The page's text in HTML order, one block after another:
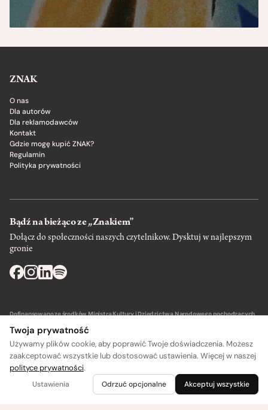
ZNAK
O nas
Dla autorów
Dla reklamodawców
Kontakt
Gdzie mogę kupić ZNAK?
Regulamin
Polityka prywatności
Bądź na bieżąco ze „Znakiem”
Dołącz do społeczności naszych czytelnikow. Dysktuj w najlepszym
gronie
Dofinansowano ze środków Ministra Kultury i Dziedzictwa Narodowego pochodzących
Wydawca: SIW Znak w Krakowie
Twoja prywatność
Używamy plików cookie, aby poprawić Twoje doświadczenia. Możesz
zaakceptować wszystkie lub dostosować ustawienia. Więcej w naszej
polityce prywatności.
Ustawienia Odrzuć opcjonalne Akceptuj wszystkie